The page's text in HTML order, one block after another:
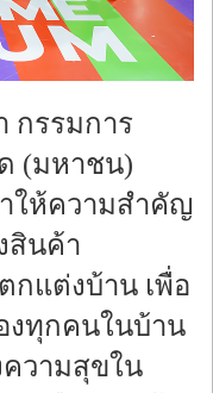
กรรมการ
(มหาชน)
ให้ความสำคัญ
สินค้า
กแต่งบ้าน เพื่อ
งทุกคนในบ้าน
ความสุขใน